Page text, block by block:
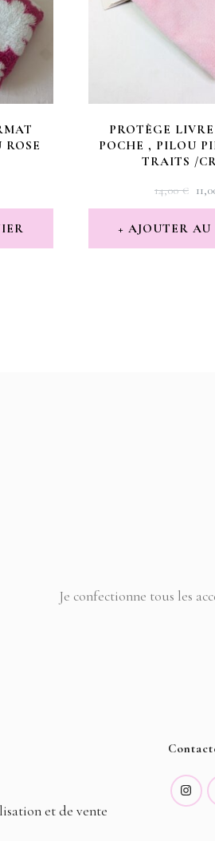
PROTÈGE
POCHE , PILOU
TRAITS /
14,00€ LE
AJOUTER AU
Je confectionne tous les
et de vente